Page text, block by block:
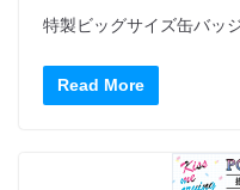
特製ビッグサイズ缶バッ
Read More